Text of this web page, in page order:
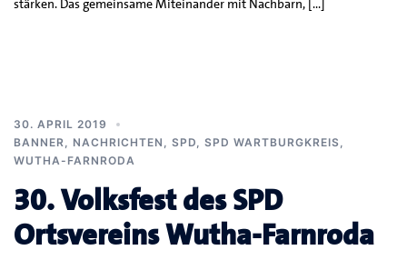
stärken. Das gemeinsame Miteinander mit Nachbarn, […]
30. APRIL 2019
BANNER
NACHRICHTEN SPD SPD WARTBURGKREIS
WUTHA-FARNRODA
30. Volksfest des SPD
Ortsvereins Wutha-Farnroda